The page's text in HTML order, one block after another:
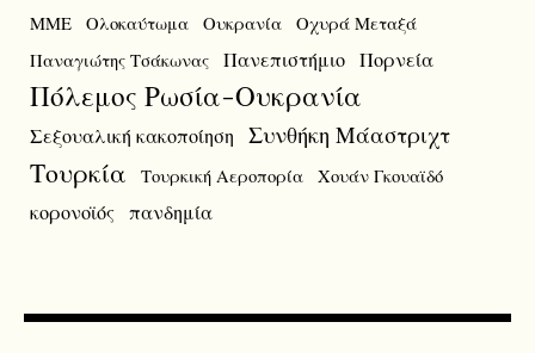
ΜΜΕ Ολοκαύτωμα Ουκρανία Οχυρά Μεταξά
Παναγιώτης Τσάκωνας Πανεπιστήμιο Πορνεία
Πόλεμος Ρωσία-Ουκρανία
Σεξουαλική κακοποίηση Συνθήκη Μάαστριχτ
Τουρκία Τουρκική Αεροπορία Χουάν Γκουαϊδό
κορονοϊός πανδημία